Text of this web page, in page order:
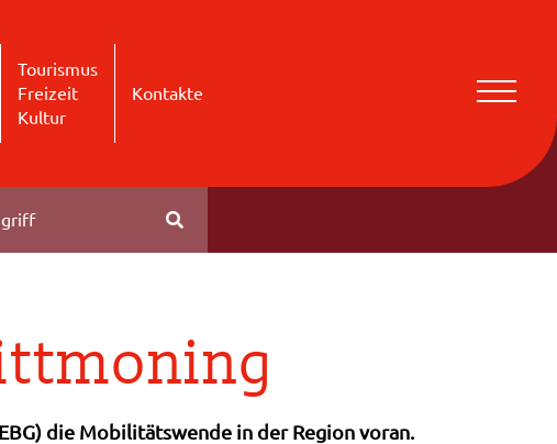
Tourismus
Freizeit
Kultur
Kontakte
die Mobilitätswende in der Region voran.